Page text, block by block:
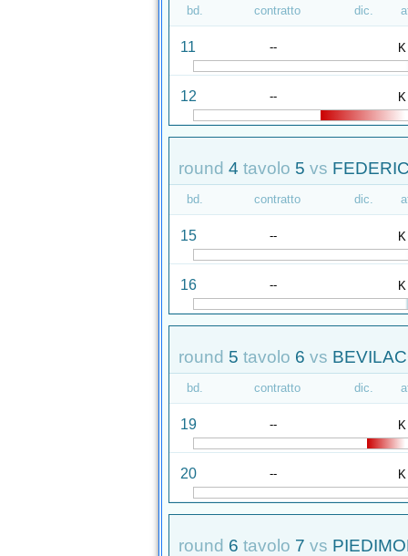
bd. contratto dic.
11 -- K
12 -- K
round 4 tavolo 5 vs
bd. contratto dic.
15 -- K
16 -- K
round 5 tavolo 6 vs
bd. contratto dic.
19 -- K
20 -- K
round 6 tavolo 7 vs